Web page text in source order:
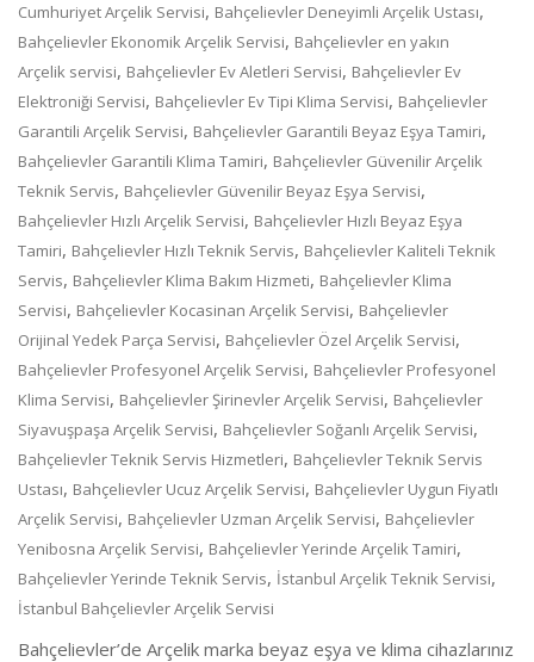
Cumhuriyet Arçelik Servisi, Bahçelievler Deneyimli Arçelik Ustası,
Bahçelievler Ekonomik Arçelik Servisi, Bahçelievler en yakın
Arçelik servisi, Bahçelievler Ev Aletleri Servisi, Bahçelievler Ev
Elektroniği Servisi, Bahçelievler Ev Tipi Klima Servisi, Bahçelievler
Garantili Arçelik Servisi, Bahçelievler Garantili Beyaz Eşya Tamiri,
Bahçelievler Garantili Klima Tamiri, Bahçelievler Güvenilir Arçelik
Teknik Servis, Bahçelievler Güvenilir Beyaz Eşya Servisi,
Bahçelievler Hızlı Arçelik Servisi, Bahçelievler Hızlı Beyaz Eşya
Tamiri, Bahçelievler Hızlı Teknik Servis, Bahçelievler Kaliteli Teknik
Servis, Bahçelievler Klima Bakım Hizmeti, Bahçelievler Klima
Servisi, Bahçelievler Kocasinan Arçelik Servisi, Bahçelievler
Orijinal Yedek Parça Servisi, Bahçelievler Özel Arçelik Servisi,
Bahçelievler Profesyonel Arçelik Servisi, Bahçelievler Profesyonel
Klima Servisi, Bahçelievler Şirinevler Arçelik Servisi, Bahçelievler
Siyavuşpaşa Arçelik Servisi, Bahçelievler Soğanlı Arçelik Servisi,
Bahçelievler Teknik Servis Hizmetleri, Bahçelievler Teknik Servis
Ustası, Bahçelievler Ucuz Arçelik Servisi, Bahçelievler Uygun Fiyatlı
Arçelik Servisi, Bahçelievler Uzman Arçelik Servisi, Bahçelievler
Yenibosna Arçelik Servisi, Bahçelievler Yerinde Arçelik Tamiri,
Bahçelievler Yerinde Teknik Servis, İstanbul Arçelik Teknik Servisi,
İstanbul Bahçelievler Arçelik Servisi
Bahçelievler’de Arçelik marka beyaz eşya ve klima cihazlarınız